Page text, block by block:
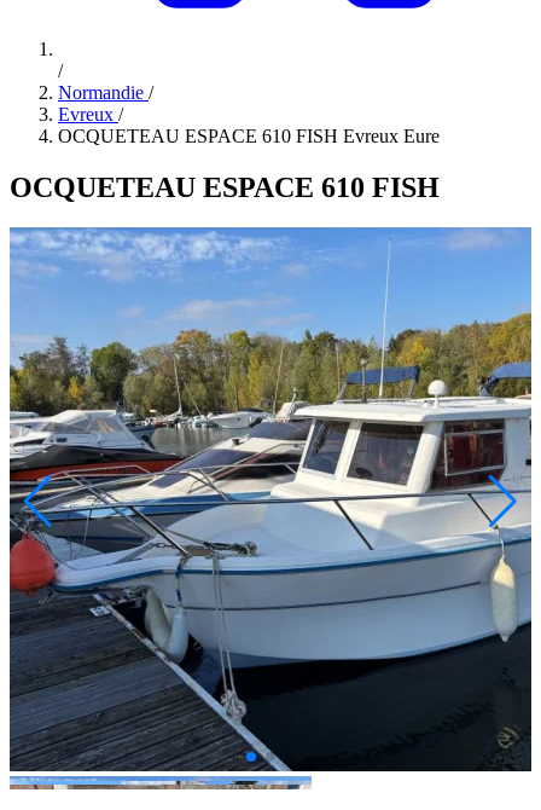
/
Normandie /
Evreux /
OCQUETEAU ESPACE 610 FISH Evreux Eure
OCQUETEAU ESPACE 610 FISH